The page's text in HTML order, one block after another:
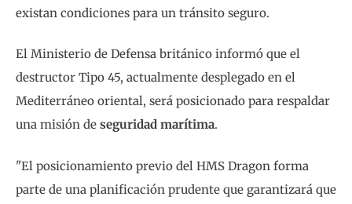
existan condiciones para un tránsito seguro.
El Ministerio de Defensa británico informó que el
destructor Tipo 45, actualmente desplegado en el
Mediterráneo oriental, será posicionado para respaldar
una misión de seguridad marítima.
"El posicionamiento previo del HMS Dragon forma
parte de una planificación prudente que garantizará que